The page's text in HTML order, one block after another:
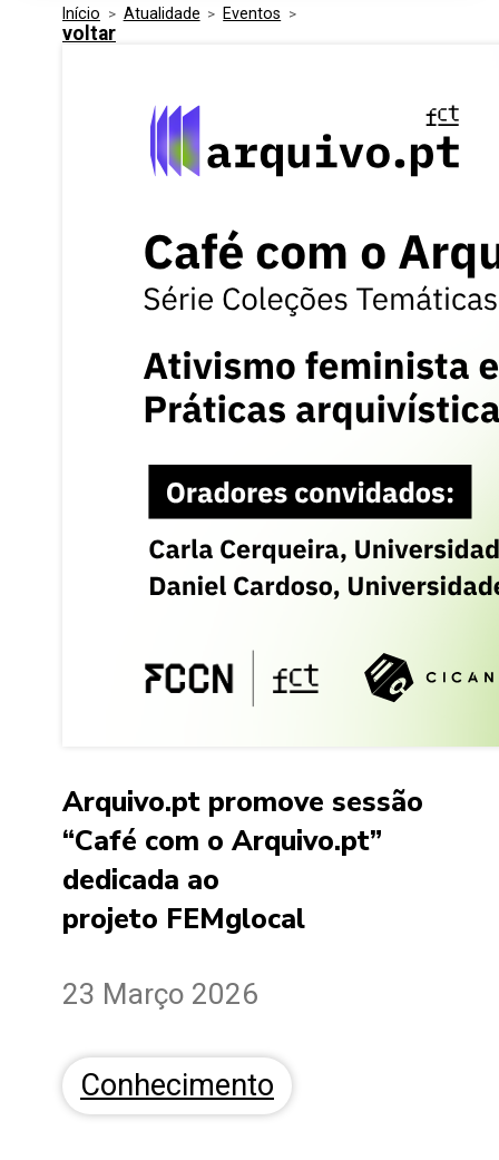
Segurança
Inovação
Media Kit
Perguntas Frequentes
Eventos
Início > Atualidade > Eventos >
voltar
Arquivo.pt promove sessão
“Café com o Arquivo.pt”
dedicada ao
projeto FEMglocal
23 Março 2026
Conhecimento